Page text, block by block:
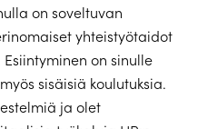
on soveltuvan
yhteistyötaidot
on sinulle
sisäisiä koulutuksia.
ja olet